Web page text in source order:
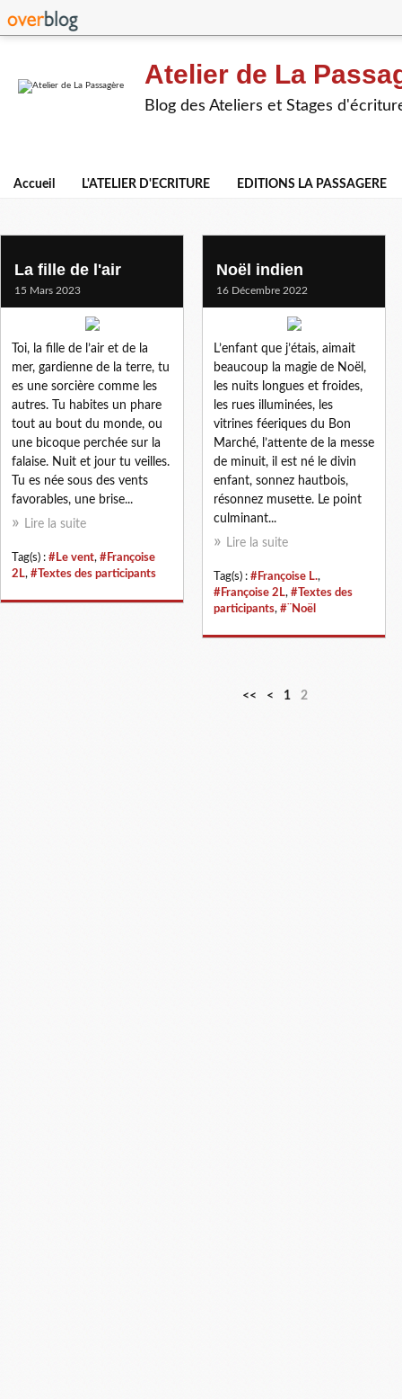
Atelier de La
Blog des Ateliers et Stages
Accueil L'ATELIER D'ECRITURE EDITIONS LA PASSAGERE
francoise 2l
La fille de l'air
15 Mars 2023
Toi, la fille de l’air et de la
mer, gardienne de la terre, tu
es une sorcière comme les
autres. Tu habites un phare
tout au bout du monde, ou
une bicoque perchée sur la
falaise. Nuit et jour tu veilles.
Tu es née sous des vents
favorables, une brise...
Lire la suite
Tag(s) : #Le vent, #Françoise
2L, #Textes des participants
Noël indien
16 Décembre 2022
L’enfant que j’étais, aimait
beaucoup la magie de Noël,
les nuits longues et froides,
les rues illuminées, les
vitrines féeriques du Bon
Marché, l’attente de la messe
de minuit, il est né le divin
enfant, sonnez hautbois,
résonnez musette. Le point
culminant...
Lire la suite
Tag(s) : #Françoise L.,
#Françoise 2L, #Textes des
participants, #¨Noël
<< < 1 2